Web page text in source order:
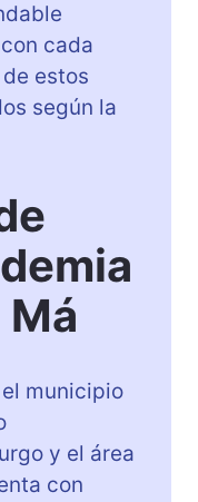
cada
estos
según la
municipio
y el área
con